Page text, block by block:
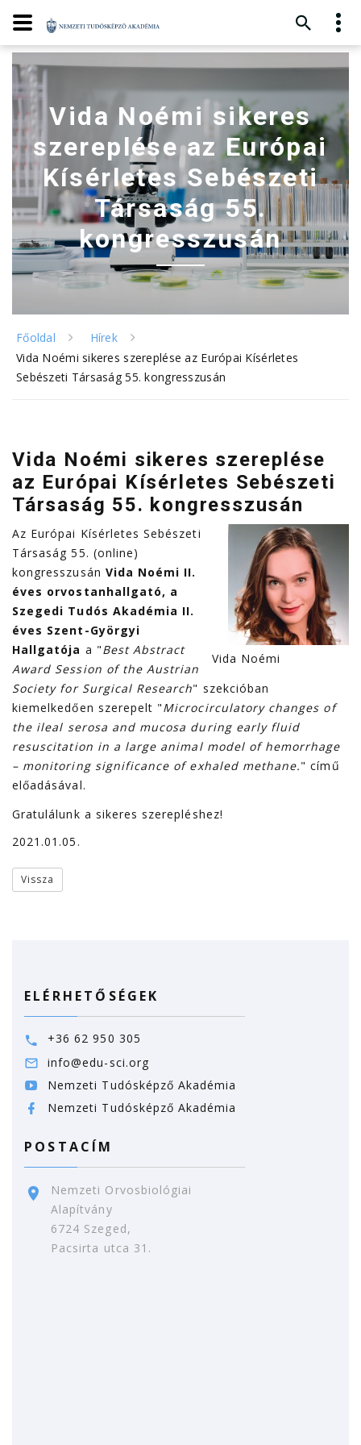
Vida Noémi sikeres
szereplése az Európai
Kísérletes Sebészeti
Társaság 55.
kongresszusán
Főoldal
Hírek
Vida Noémi sikeres szereplése az Európai Kísérletes
Sebészeti Társaság 55. kongresszusán
Vida Noémi sikeres szereplése
az Európai Kísérletes Sebészeti
Társaság 55. kongresszusán
Vida Noémi
Az Európai Kísérletes Sebészeti
Társaság 55. (online)
kongresszusán Vida Noémi II.
éves orvostanhallgató, a
Szegedi Tudós Akadémia II.
éves Szent-Györgyi
Hallgatója a "Best Abstract
Award Session of the Austrian
Society for Surgical Research" szekcióban
kiemelkedően szerepelt "Microcirculatory changes of
the ileal serosa and mucosa during early fluid
resuscitation in a large animal model of hemorrhage
– monitoring significance of exhaled methane." című
előadásával.
Gratulálunk a sikeres szerepléshez!
2021.01.05.
Vissza
ELÉRHETŐSÉGEK
+36 62 950 305
info@edu-sci.org
Nemzeti Tudósképző Akadémia
Nemzeti Tudósképző Akadémia
POSTACÍM
Nemzeti Orvosbiológiai
Alapítvány
6724 Szeged,
Pacsirta utca 31.